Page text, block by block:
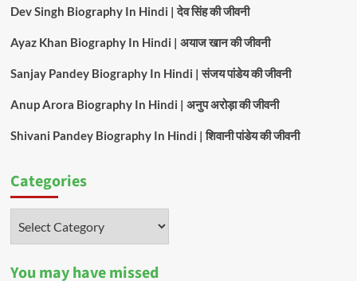
Dev Singh Biography In Hindi | देव सिंह की जीवनी
Ayaz Khan Biography In Hindi | अयाज खान की जीवनी
Sanjay Pandey Biography In Hindi | संजय पांडेय की जीवनी
Anup Arora Biography In Hindi | अनुप अरोड़ा की जीवनी
Shivani Pandey Biography In Hindi | शिवानी पांडेय की जीवनी
Categories
You may have missed